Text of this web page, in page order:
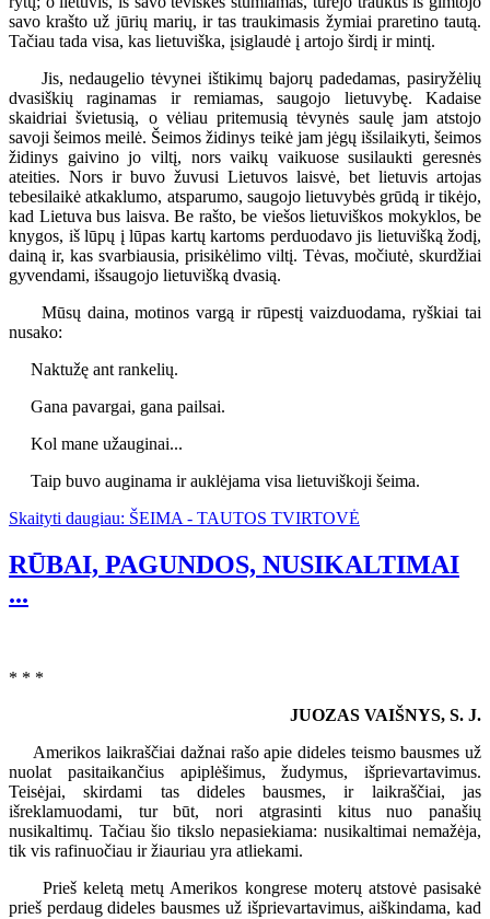
savo krašto už jūrių marių, ir tas traukimasis žymiai praretino tautą.
Tačiau tada visa, kas lietuviška, įsiglaudė į artojo širdį ir mintį.
Jis, nedaugelio tėvynei ištikimų bajorų padedamas, pasiryžėlių
dvasiškių raginamas ir remiamas, saugojo lietuvybę. Kadaise
skaidriai švietusią, o vėliau pritemusią tėvynės saulę jam atstojo
savoji šeimos meilė. Šeimos židinys teikė jam jėgų išsilaikyti, šeimos
židinys gaivino jo viltį, nors vaikų vaikuose susilaukti geresnės
ateities. Nors ir buvo žuvusi Lietuvos laisvė, bet lietuvis artojas
tebesilaikė atkaklumo, atsparumo, saugojo lietuvybės grūdą ir tikėjo,
kad Lietuva bus laisva. Be rašto, be viešos lietuviškos mokyklos, be
knygos, iš lūpų į lūpas kartų kartoms perduodavo jis lietuvišką žodį,
dainą ir, kas svarbiausia, prisikėlimo viltį. Tėvas, močiutė, skurdžiai
gyvendami, išsaugojo lietuvišką dvasią.
Mūsų daina, motinos vargą ir rūpestį vaizduodama, ryškiai tai
nusako:
Naktužę ant rankelių.
Gana pavargai, gana pailsai.
Kol mane užauginai...
Taip buvo auginama ir auklėjama visa lietuviškoji šeima.
Skaityti daugiau: ŠEIMA - TAUTOS TVIRTOVĖ
RŪBAI, PAGUNDOS, NUSIKALTIMAI
...
* * *
JUOZAS VAIŠNYS, S. J.
Amerikos laikraščiai dažnai rašo apie dideles teismo bausmes už
nuolat pasitaikančius apiplėšimus, žudymus, išprievartavimus.
Teisėjai, skirdami tas dideles bausmes, ir laikraščiai, jas
išreklamuodami, tur būt, nori atgrasinti kitus nuo panašių
nusikaltimų. Tačiau šio tikslo nepasiekiama: nusikaltimai nemažėja,
tik vis rafinuočiau ir žiauriau yra atliekami.
Prieš keletą metų Amerikos kongrese moterų atstovė pasisakė
prieš perdaug dideles bausmes už išprievartavimus, aiškindama, kad